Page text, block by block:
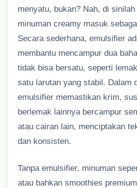
menyatu, bukan? Nah, di
minuman creamy masuk
Secara sederhana, emulsifier
membantu mencampur dua
tidak bisa bersatu, seperti
satu larutan yang stabil. Dalam
emulsifier memastikan krim,
berlemak lainnya bercampur
atau cairan lain, menciptakan
dan konsisten.
Tanpa emulsifier, minuman
atau bahkan smoothies